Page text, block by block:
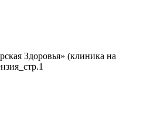
Здоровья» (клиника на